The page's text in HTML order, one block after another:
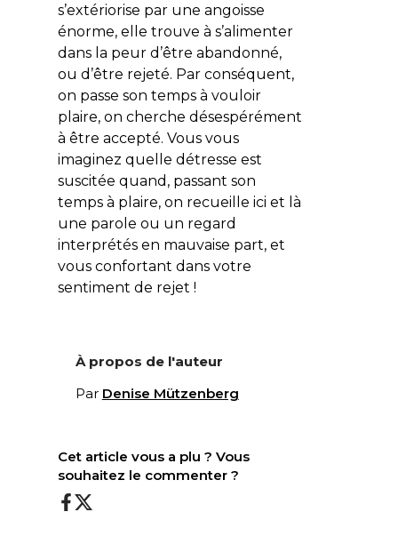
s’extériorise par une angoisse
énorme, elle trouve à s’alimenter
dans la peur d’être abandonné,
ou d’être rejeté. Par conséquent,
on passe son temps à vouloir
plaire, on cherche désespérément
à être accepté. Vous vous
imaginez quelle détresse est
suscitée quand, passant son
temps à plaire, on recueille ici et là
une parole ou un regard
interprétés en mauvaise part, et
vous confortant dans votre
sentiment de rejet !
À propos de l'auteur
Par Denise Mützenberg
Cet article vous a plu ? Vous
souhaitez le commenter ?